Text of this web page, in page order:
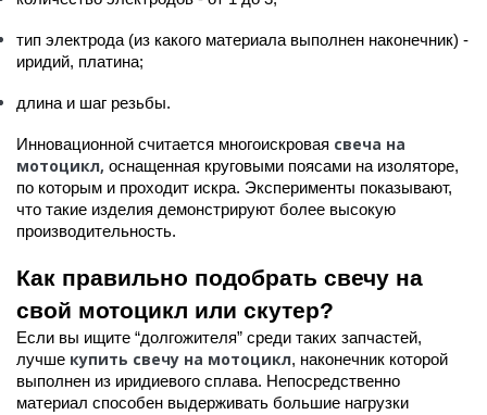
тип электрода (из какого материала выполнен наконечник) -
иридий, платина;
длина и шаг резьбы.
Инновационной считается многоискровая свеча на
мотоцикл, оснащенная круговыми поясами на изоляторе,
по которым и проходит искра. Эксперименты показывают,
что такие изделия демонстрируют более высокую
производительность.
Как правильно подобрать свечу на
свой мотоцикл или скутер?
Если вы ищите “долгожителя” среди таких запчастей,
лучше купить свечу на мотоцикл, наконечник которой
выполнен из иридиевого сплава. Непосредственно
материал способен выдерживать большие нагрузки